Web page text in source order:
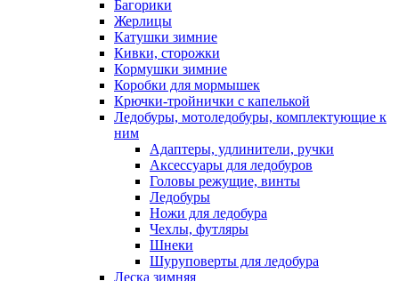
Багорики
Жерлицы
Катушки зимние
Кивки, сторожки
Кормушки зимние
Коробки для мормышек
Крючки-тройнички с капелькой
Ледобуры, мотоледобуры, комплектующие к
ним
Адаптеры, удлинители, ручки
Аксессуары для ледобуров
Головы режущие, винты
Ледобуры
Ножи для ледобура
Чехлы, футляры
Шнеки
Шуруповерты для ледобура
Леска зимняя